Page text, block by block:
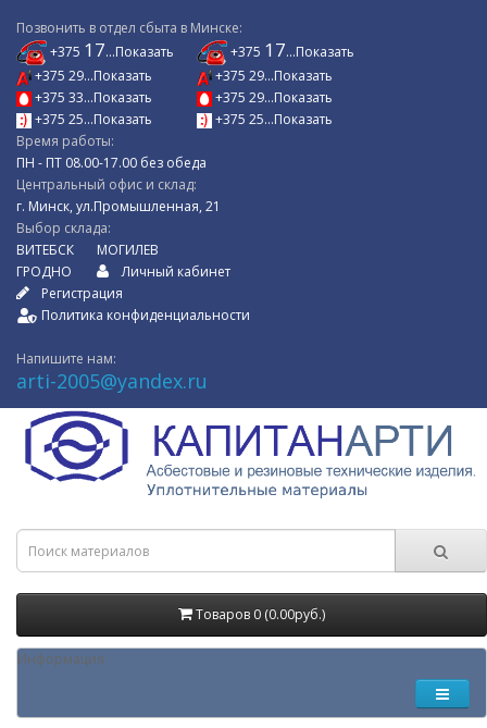
Позвонить в отдел сбыта в Минске:
+375 17...Показать
+375 29...Показать
+375 33...Показать
+375 25...Показать
+375 17...Показать
+375 29...Показать
+375 29...Показать
+375 25...Показать
Время работы:
ПН - ПТ 08.00-17.00 без обеда
Центральный офис и склад:
г. Минск, ул.Промышленная, 21
Выбор склада:
ВИТЕБСК
ГРОДНО
МОГИЛЕВ
Личный кабинет
Регистрация
Политика конфиденциальности
Напишите нам:
arti-2005@yandex.ru
Товаров 0 (0.00руб.)
Информация